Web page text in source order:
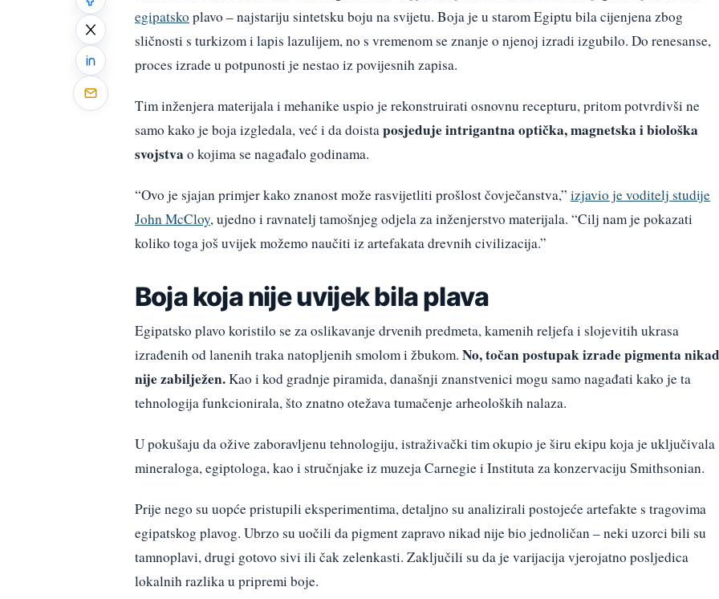
egipatsko plavo – najstariju sintetsku boju na svijetu. Boja je u starom Egiptu bila cijenjena zbog
sličnosti s turkizom i lapis lazulijem, no s vremenom se znanje o njenoj izradi izgubilo. Do renesanse,
proces izrade u potpunosti je nestao iz povijesnih zapisa.
Tim inženjera materijala i mehanike uspio je rekonstruirati osnovnu recepturu, pritom potvrdivši ne
samo kako je boja izgledala, već i da doistaposjeduje intrigantna optička, magnetska i biološka
svojstva o kojima se nagađalo godinama.
“Ovo je sjajan primjer kako znanost može rasvijetliti prošlost čovječanstva,” izjavio je voditelj studije
John McCloy, ujedno i ravnatelj tamošnjeg odjela za inženjerstvo materijala. “Cilj nam je pokazati
koliko toga još uvijek možemo naučiti iz artefakata drevnih civilizacija.”
Boja koja nije uvijek bila plava
Egipatsko plavo koristilo se za oslikavanje drvenih predmeta, kamenih reljefa i slojevitih ukrasa
izrađenih od lanenih traka natopljenih smolom i žbukom. No, točan postupak izrade pigmenta
nije zabilježen.Kao i kod gradnje piramida, današnji znanstvenici mogu samo nagađati kako je ta
tehnologija funkcionirala, što znatno otežava tumačenje arheoloških nalaza.
U pokušaju da ožive zaboravljenu tehnologiju, istraživački tim okupio je širu ekipu koja je uključivala
mineraloga, egiptologa, kao i stručnjake iz muzeja Carnegie i Instituta za konzervaciju Smithsonian.
Prije nego su uopće pristupili eksperimentima, detaljno su analizirali postojeće artefakte s tragovima
egipatskog plavog. Ubrzo su uočili da pigment zapravo nikad nije bio jednoličan – neki uzorci bili su
tamnoplavi, drugi gotovo sivi ili čak zelenkasti. Zaključili su da je varijacija vjerojatno posljedica
lokalnih razlika u pripremi boje.